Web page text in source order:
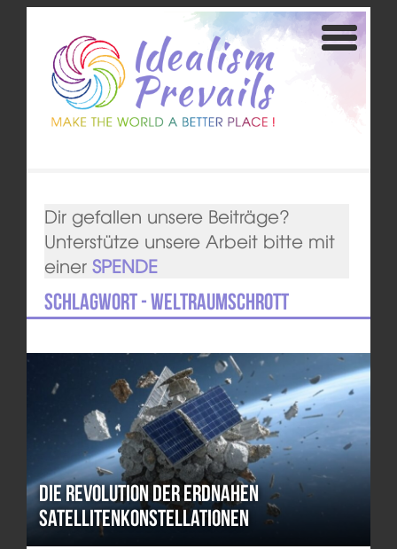
Dir gefallen unsere Beiträge?
Unterstütze unsere Arbeit bitte mit
einer SPENDE
Schlagwort - Weltraumschrott
Die Revolution der erdnahen
Satellitenkonstellationen